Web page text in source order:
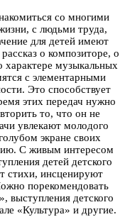
со многими
с людьми труда,
для детей имеют
о композиторе, о
музыкальных
с элементарными
Это способствует
этих передач нужно
то, что он не
увлекают молодого
экране своих
С живым интересом
детей детского
стихи, инсценируют
порекомендовать
выступления детского
«Культура» и другие.